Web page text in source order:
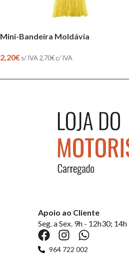
Mini-Bandeira Moldávia
2,20€s/ IVA 2,70€c/ IVA
Apoio ao Cliente
Seg. a Sex. 9h - 12h30;
964 722 002